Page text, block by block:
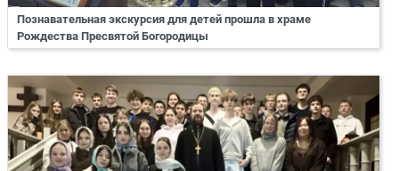
Познавательная экскурсия для детей прошла в храме
Рождества Пресвятой Богородицы